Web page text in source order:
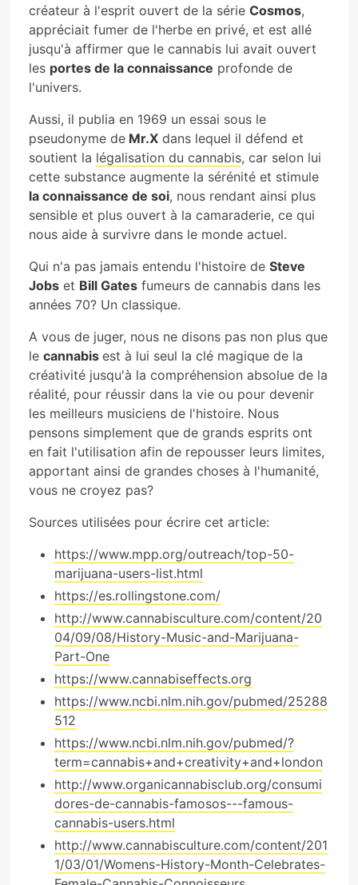
créateur à l'esprit ouvert de la série Cosmos,
appréciait fumer de l'herbe en privé, et est allé
jusqu'à affirmer que le cannabis lui avait ouvert
les portes de la connaissance profonde de
l'univers.
Aussi, il publia en 1969 un essai sous le
pseudonyme de Mr.X dans lequel il défend et
soutient la légalisation du cannabis, car selon lui
cette substance augmente la sérénité et stimule
la connaissance de soi, nous rendant ainsi plus
sensible et plus ouvert à la camaraderie, ce qui
nous aide à survivre dans le monde actuel.
Qui n'a pas jamais entendu l'histoire de Steve
Jobs et Bill Gates fumeurs de cannabis dans les
années 70? Un classique.
A vous de juger, nous ne disons pas non plus que
le cannabis est à lui seul la clé magique de la
créativité jusqu'à la compréhension absolue de la
réalité, pour réussir dans la vie ou pour devenir
les meilleurs musiciens de l'histoire. Nous
pensons simplement que de grands esprits ont
en fait l'utilisation afin de repousser leurs limites,
apportant ainsi de grandes choses à l'humanité,
vous ne croyez pas?
Sources utilisées pour écrire cet article:
https://www.mpp.org/outreach/top-50-
marijuana-users-list.html
https://es.rollingstone.com/
http://www.cannabisculture.com/content/20
04/09/08/History-Music-and-Marijuana-
Part-One
https://www.cannabiseffects.org
https://www.ncbi.nlm.nih.gov/pubmed/25288
512
https://www.ncbi.nlm.nih.gov/pubmed/?
term=cannabis+and+creativity+and+london
http://www.organicannabisclub.org/consumi
dores-de-cannabis-famosos---famous-
cannabis-users.html
http://www.cannabisculture.com/content/201
1/03/01/Womens-History-Month-Celebrates-